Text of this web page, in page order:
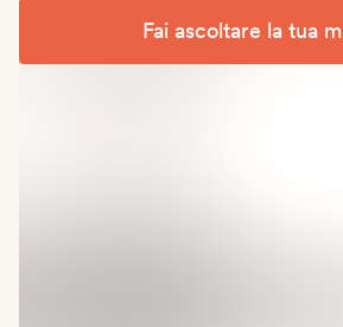
Fai ascoltare la tua